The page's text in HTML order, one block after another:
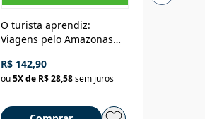
O turista aprendiz:
Viagens pelo Amazonas
até a Bolívia e por Marajó
até dizer chega
R$ 142,90
ou5X de R$ 28,58sem juros